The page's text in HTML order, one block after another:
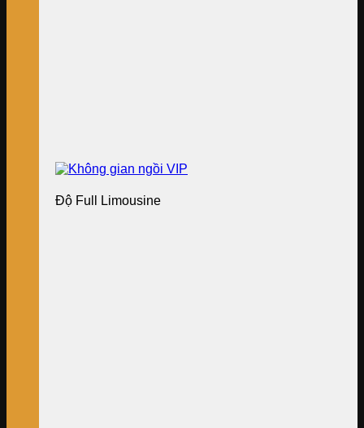
Độ Full Limousine